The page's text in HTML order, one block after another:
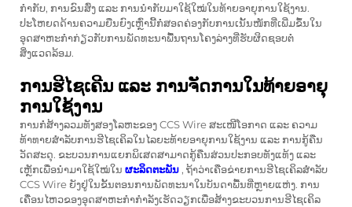
ກຳກັບ, ການຂົນສົ່ງ ແລະ ການນຳກັບມາໃຊ້ໃໝ່ໃນທ້າຍອາຍຸການໃຊ້ງານ.
ປະໂຫຍດດ້ານຄວາມຍືນຍົງເຫຼົ່ານີ້ກໍ່ສອດຄ່ອງກັບການເນັ້ນໜັກທີ່ເພີ່ມຂຶ້ນໃນ
ອຸດສາຫະກຳກ່ຽວກັບການພັດທະນາພື້ນຖານໂຄງລ່າງທີ່ຮັບຜິດຊອບຕໍ່
ສິ່ງແວດລ້ອມ.
ການຮີໄຊເຄີນ ແລະ ການຈັດການໃນທ້າຍອາຍຸ
ການໃຊ້ງານ
ການກໍ່ສ້າງລວມທັງສອງໂລຫະຂອງ CCS Wire ສະເໜີໂອກາດ ແລະ ຄວາມ
ທ້າທາຍສໍາລັບການຮີໄຊເຄິລໃນໄລຍະທ້າຍອາຍຸການໃຊ້ງານ ແລະ ການກູ້ຄືນ
ວັດສະດຸ. ຂະບວນການແຍກພິເສດສາມາດກູ້ຄືນສ່ວນປະກອບທັງແທ້ງ ແລະ
ເຫຼັກເພື່ອນໍາມາໃຊ້ໃໝ່ໃນ ຜະລິດຕະພັນ , ຖ້າວ່າເຄືອຂ່າຍການຮີໄຊເຄິລສໍາລັບ
CCS Wire ຍັງຢູ່ໃນຂັ້ນຕອນການພັດທະນາໃນບັນດາພື້ນທີ່ຫຼາຍແຫ່ງ. ການ
ເຄື່ອນໄຫວຂອງອຸດສາຫະກໍາກໍາລັງເຮັດວຽກເພື່ອສ້າງຂະບວນການຮີໄຊເຄິລ